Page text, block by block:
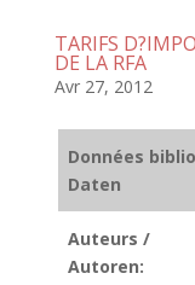
TARIFS
DE LA RFA
Avr 27, 2012
Données
Daten
Auteurs /
Autoren: